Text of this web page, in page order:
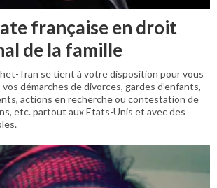
française en droit
de la famille
Tran se tient à votre disposition pour vous
démarches de divorces, gardes d’enfants,
actions en recherche ou contestation de
etc. partout aux Etats-Unis et avec des